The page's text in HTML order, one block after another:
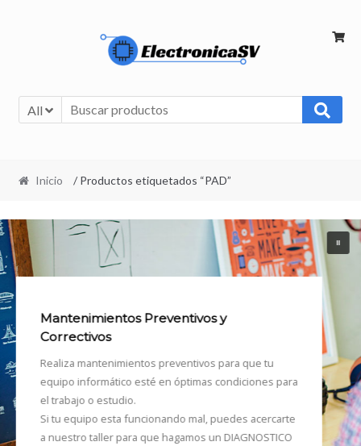
All
Inicio / Productos etiquetados “PAD”
Mantenimientos Preventivos y
Correctivos
Realiza mantenimientos preventivos para que tu
equipo informático esté en óptimas condiciones para
el trabajo o estudio.
Si tu equipo esta funcionando mal, puedes acercarte
a nuestro taller para que hagamos un DIAGNOSTICO